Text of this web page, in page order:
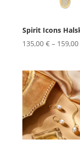
135,00 €– 159,00